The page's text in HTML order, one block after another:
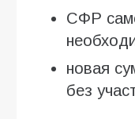
СФР
новая
без